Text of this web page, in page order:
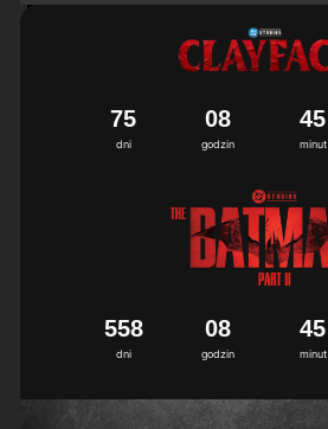
dni
75
godzin
08
minut
45
dni
558
godzin
08
minut
45